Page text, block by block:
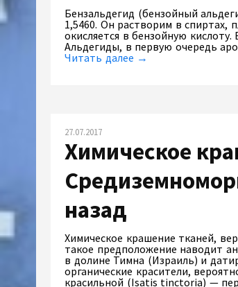
Бензальдегид (бензойный
1,5460. Он растворим в спиртах,
окисляется в бензойную
Альдегиды, в первую очередь
Читать далее →
27.07.2017
Химическое
назад
Химическое крашение тканей,
такое предположение наводит
в долине Тимна (Израиль) и
органические красители,
красильной (Isatis tinctoria) —